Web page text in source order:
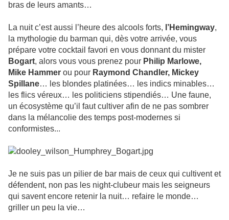
bras de leurs amants…
La nuit c’est aussi l’heure des alcools forts, l’Hemingway,
la mythologie du barman qui, dès votre arrivée, vous
prépare votre cocktail favori en vous donnant du mister
Bogart, alors vous vous prenez pour Philip Marlowe,
Mike Hammer ou pour Raymond Chandler, Mickey
Spillane… les blondes platinées… les indics minables…
les flics véreux… les politiciens stipendiés… Une faune,
un écosystème qu’il faut cultiver afin de ne pas sombrer
dans la mélancolie des temps post-modernes si
conformistes...
Je ne suis pas un pilier de bar mais de ceux qui cultivent et
défendent, non pas les night-clubeur mais les seigneurs
qui savent encore retenir la nuit… refaire le monde…
griller un peu la vie…